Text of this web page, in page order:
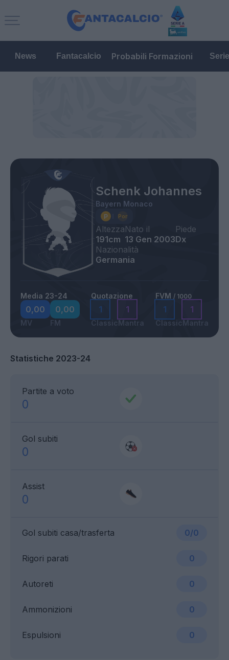
News Fantacalcio Probabili Formazioni
Schenk Johannes
Bayern Monaco
Altezza
191cm
Nato il
13 Gen 2003
Piede
Dx
Nazionalità
Germania
Media 23-24
0,00
MV
0,00
FM
Quotazione
1
Classic
1
Mantra
FVM / 1000
1
Classic
1
Mantra
Statistiche 2023-24
Partite a voto
0
Gol subiti
0
Assist
0
Gol subiti casa/trasferta 0/0
Ammonizioni 0
Rigori parati 0
Espulsioni 0
Autoreti 0